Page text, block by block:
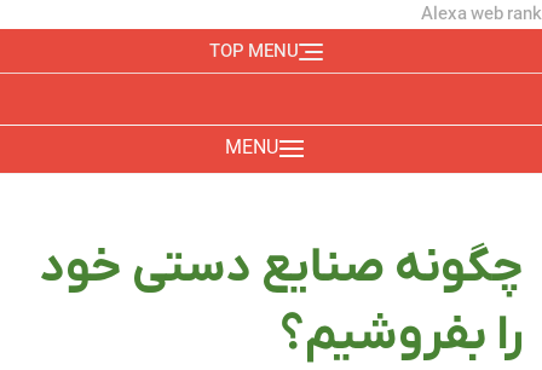
Alexa web rank
TOP MENU
MENU
چگونه صنایع دستی خود
را بفروشیم؟